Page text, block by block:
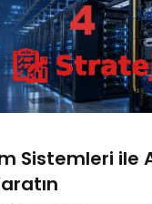
Sistemleri ile